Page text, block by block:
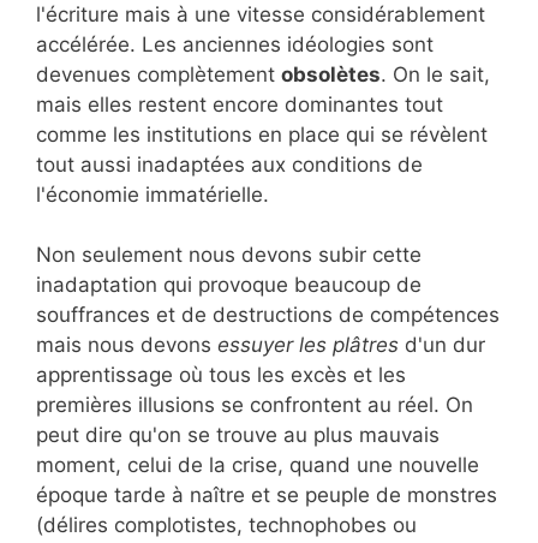
l'écriture mais à une vitesse considérablement
accélérée. Les anciennes idéologies sont
devenues complètement obsolètes. On le sait,
mais elles restent encore dominantes tout
comme les institutions en place qui se révèlent
tout aussi inadaptées aux conditions de
l'économie immatérielle.
Non seulement nous devons subir cette
inadaptation qui provoque beaucoup de
souffrances et de destructions de compétences
mais nous devons essuyer les plâtres d'un dur
apprentissage où tous les excès et les
premières illusions se confrontent au réel. On
peut dire qu'on se trouve au plus mauvais
moment, celui de la crise, quand une nouvelle
époque tarde à naître et se peuple de monstres
(délires complotistes, technophobes ou